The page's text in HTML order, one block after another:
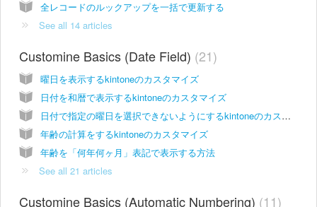
全レコードのルックアップを一括で更新する
See all 14 articles
Customine Basics (Date Field) 21
曜日を表示するkintoneのカスタマイズ
日付を和暦で表示するkintoneのカスタマイズ
日付で指定の曜日を選択できないようにするkintoneのカスタマイズ
年齢の計算をするkintoneのカスタマイズ
年齢を「何年何ヶ月」表記で表示する方法
See all 21 articles
Customine Basics (Automatic Numbering) 11